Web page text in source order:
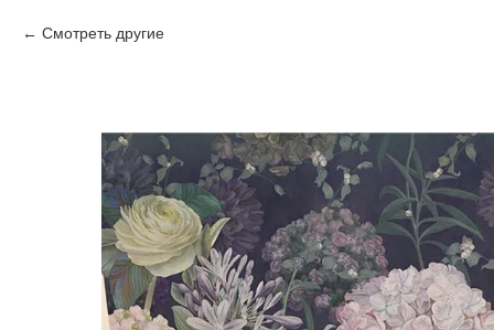
Смотреть другие